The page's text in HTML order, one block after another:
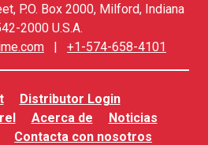
P.O. Box 2000, Milford, Indiana
2000 U.S.A.
| +1-574-658-4101
Distributor Login
Acerca de
Noticias
Contacta con nosotros